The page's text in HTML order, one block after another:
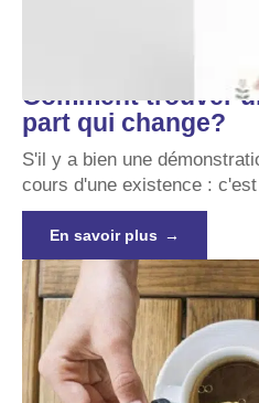
Comment trouver
part qui change?
S'il y a bien une
cours d'une existence :
En savoir plus